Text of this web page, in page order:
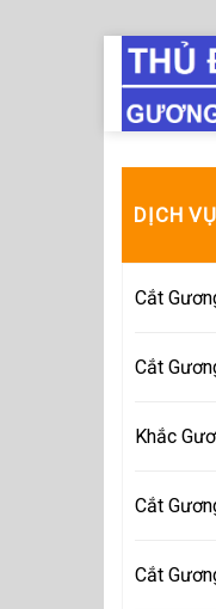
Skip
content
DỊCH
Cắt
Cắt
Khắc
Cắt
Cắt